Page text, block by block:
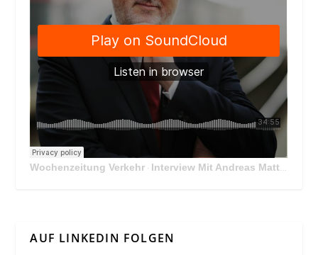
Wochenzeitung Verkehr · Interview Mit Andreas Matthä, CEO der ÖBB Holding
AUF LINKEDIN FOLGEN